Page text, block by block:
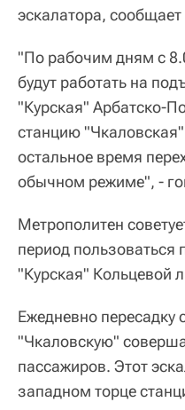
эскалатора,
"По рабочим дням с
будут работать на
"Курская" Арбатско-
станцию
остальное время
обычном режиме", -
Метрополитен
период пользоваться
"Курская" Кольцевой
Ежедневно пересадку
"Чкаловскую"
пассажиров. Этот
западном торце